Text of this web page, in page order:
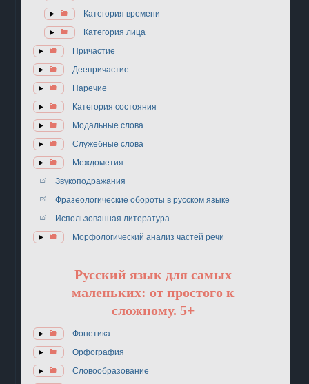
Категория времени
Категория лица
Причастие
Деепричастие
Наречие
Категория состояния
Модальные слова
Служебные слова
Междометия
Звукоподражания
Фразеологические обороты в русском языке
Использованная литература
Морфологический анализ частей речи
Русский язык для самых
маленьких: от простого к
сложному. 5+
Фонетика
Орфография
Словообразование